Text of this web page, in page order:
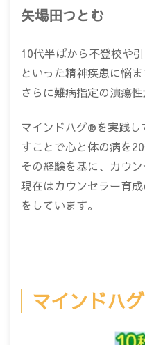
矢場田つとむ
10代半ばから不登校や
といった精神疾患に悩ま
さらに難病指定の潰瘍性
マインドハグ®を実践
すことで心と体の病を20
その経験を基に、カウ
現在はカウンセラー育
をしています。
マインドハグ